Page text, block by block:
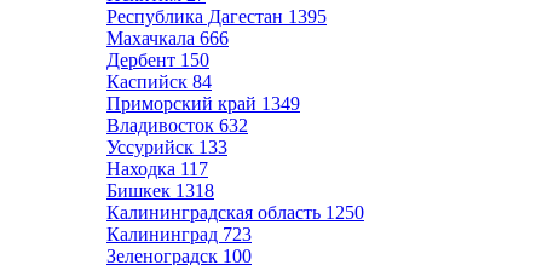
Республика Дагестан 1395
Махачкала 666
Дербент 150
Каспийск 84
Приморский край 1349
Владивосток 632
Уссурийск 133
Находка 117
Бишкек 1318
Калининградская область 1250
Калининград 723
Зеленоградск 100